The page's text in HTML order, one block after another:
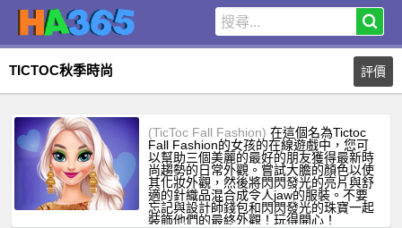
TICTOC秋季時尚 評價
(TicToc Fall Fashion) 在這個名為Tictoc
Fall Fashion的女孩的在線遊戲中，您可
以幫助三個美麗的最好的朋友獲得最新時
尚趨勢的日常外觀。嘗試大膽的顏色以使
其化妝外觀，然後將閃閃發光的亮片與舒
適的針織品混合成令人jaw的服裝。不要
忘記與設計師錢包和閃閃發光的珠寶一起
裝飾他們的最終外觀！玩得開心！